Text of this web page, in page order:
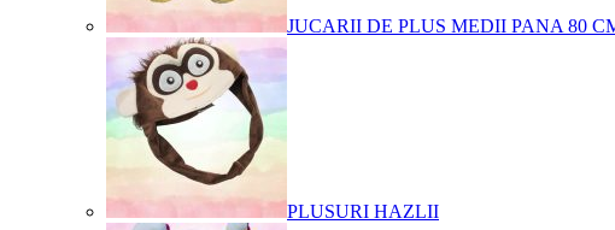
JUCARII DE PLUS MEDII PANA 80
PLUSURI HAZLII